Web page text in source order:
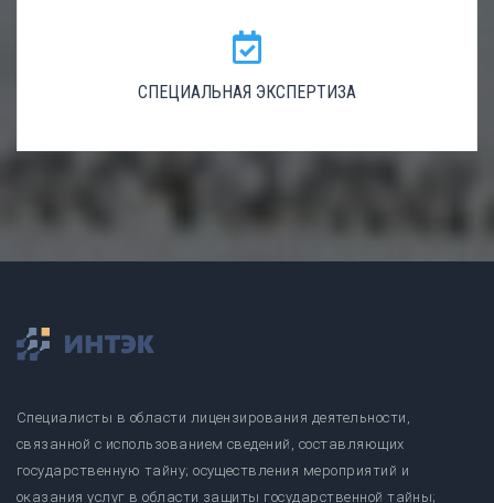
СПЕЦИАЛЬНАЯ ЭКСПЕРТИЗА
Специалисты в области лицензирования деятельности,
связанной с использованием сведений, составляющих
государственную тайну; осуществления мероприятий и
оказания услуг в области защиты государственной тайны;